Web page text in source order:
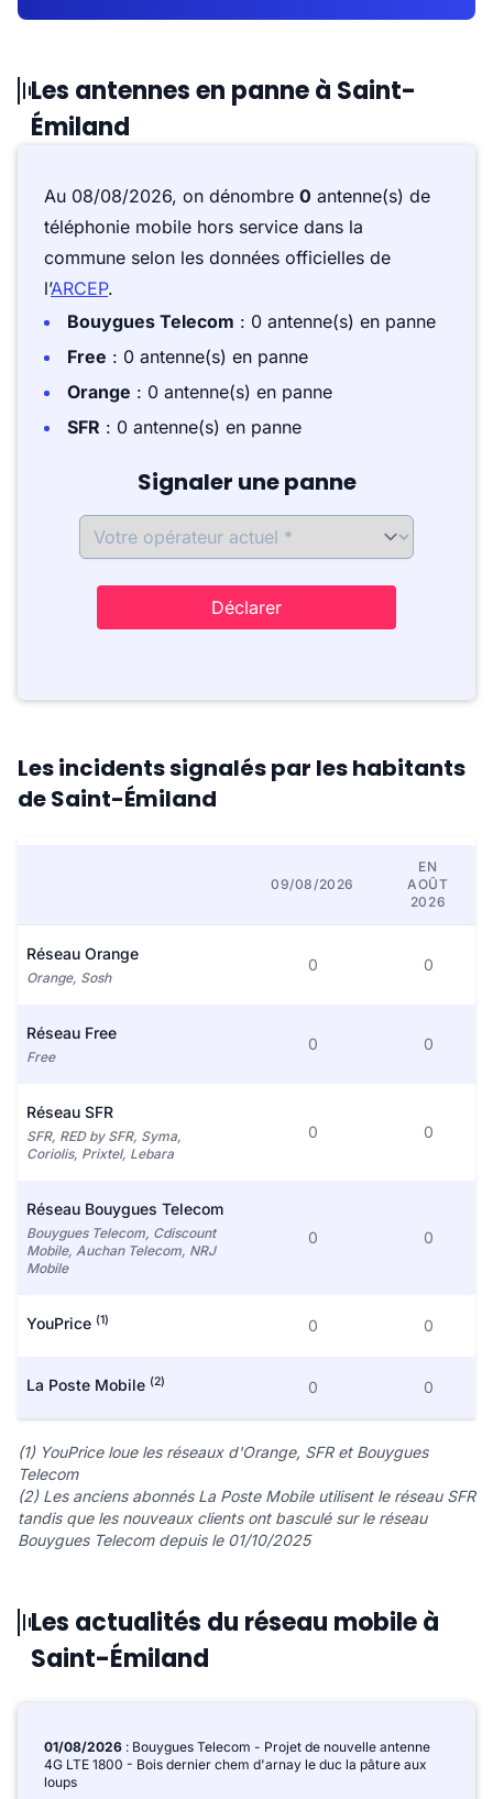
Les antennes en panne à Saint-
Émiland
Au 08/08/2026, on dénombre 0 antenne(s) de
téléphonie mobile hors service dans la
commune selon les données officielles de
l’ARCEP.
Bouygues Telecom : 0 antenne(s) en panne
Free : 0 antenne(s) en panne
Orange : 0 antenne(s) en panne
SFR : 0 antenne(s) en panne
Signaler une panne
Déclarer
Les incidents signalés par les habitants
de Saint-Émiland
09/08/2026
EN
AOÛT
2026
Réseau Orange
Orange, Sosh
0 0
Réseau Free
Free
0 0
Réseau SFR
SFR, RED by SFR, Syma,
Coriolis, Prixtel, Lebara
0 0
Réseau Bouygues Telecom
Bouygues Telecom, Cdiscount
Mobile, Auchan Telecom, NRJ
Mobile
0 0
YouPrice (1) 0 0
La Poste Mobile (2) 0 0
(1) YouPrice loue les réseaux d'Orange, SFR et Bouygues
Telecom
(2) Les anciens abonnés La Poste Mobile utilisent le réseau SFR
tandis que les nouveaux clients ont basculé sur le réseau
Bouygues Telecom depuis le 01/10/2025
Les actualités du réseau mobile à
Saint-Émiland
01/08/2026 : Bouygues Telecom - Projet de nouvelle antenne
4G LTE 1800 - Bois dernier chem d'arnay le duc la pâture aux
loups